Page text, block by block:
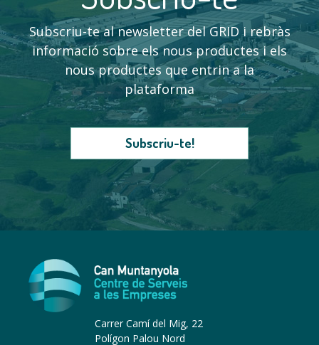
Subscriu-te al newsletter del GRID i rebràs
informació sobre els nous productes i els
nous productes que entrin a la
plataforma
Subscriu-te!
Carrer Camí del Mig, 22
Polígon Palou Nord